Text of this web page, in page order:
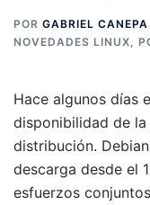
POR GABRIEL CANEPA
NOVEDADES LINUX,
Hace algunos días
disponibilidad de
distribución.
descarga desde el
esfuerzos